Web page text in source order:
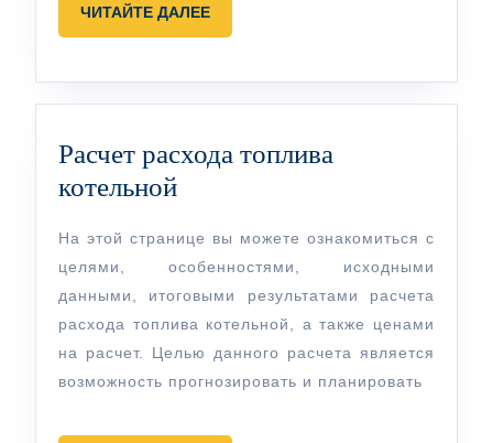
ЧИТАЙТЕ ДАЛЕЕЧИТАЙТЕ
ДАЛЕЕ
Расчет расхода топлива
котельнойРасчет
топлива
На этой странице вы можете ознакомиться с
целями, особенностями, исходными
данными, итоговыми результатами расчета
расхода топлива котельной, а также ценами
на расчет. Целью данного расчета является
возможность прогнозировать и планировать